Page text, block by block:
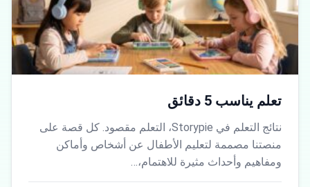
تعلم يناسب 5 دقائق
نتائج التعلم في Storypie، التعلم مقصود. كل قصة على
منصتنا مصممة لتعليم الأطفال عن أشخاص وأماكن
ومفاهيم وأحداث مثيرة للاهتمام،…